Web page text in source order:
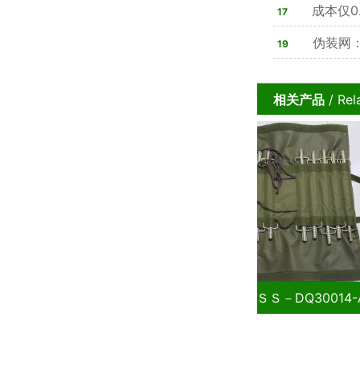
步搞定氛围感
17
成本仅
坦克
19 伪装网
相关产品 /
螺纹地钎ＳＳ－DQ30014-A